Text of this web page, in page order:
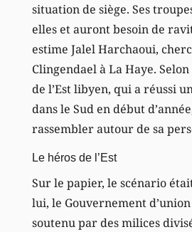
situation de siège. Ses
elles et auront besoin de
estime Jalel Harchaoui,
Clingendael à La Haye.
de l’Est libyen, qui a réussi
dans le Sud en début
rassembler autour de sa
Le héros de l’Est
Sur le papier, le scénario
lui, le Gouvernement
soutenu par des milices